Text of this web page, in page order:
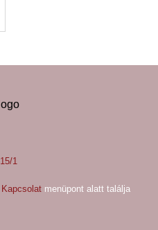
1
Kapcsolat menüpont alatt találja